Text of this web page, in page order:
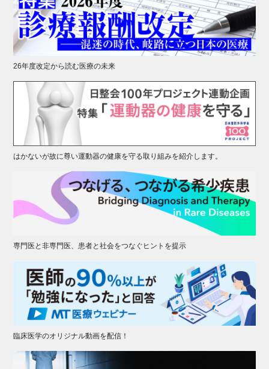
26年度改定から読む医療の未来
はかないが故に尊い運動器の健康を守る取り組みを紹介します。
専門医と非専門医、患者と社会をつなぐヒントを提示
臨床医学のオリジナル動画を配信！